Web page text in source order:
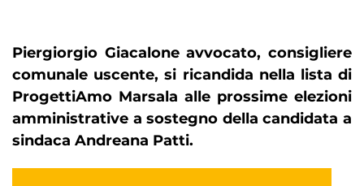
Piergiorgio Giacalone avvocato, consigliere
comunale uscente, si ricandida nella lista di
ProgettiAmo Marsala alle prossime elezioni
amministrative a sostegno della candidata a
sindaca Andreana Patti.